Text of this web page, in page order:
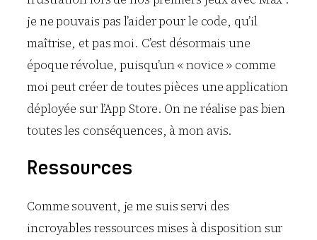
je ne pouvais pas l’aider pour le code, qu’il
maîtrise, et pas moi. C’est désormais une
époque révolue, puisqu’un « novice » comme
moi peut créer de toutes pièces une application
déployée sur l’App Store. On ne réalise pas bien
toutes les conséquences, à mon avis.
Ressources
Comme souvent, je me suis servi des
incroyables ressources mises à disposition sur